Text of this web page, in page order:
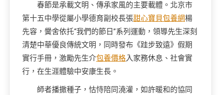
春節是承載文明、傳承家風的主要載體。北京市
第十五中學從屬小學德育副校長張甜心寶貝包養網楊
先容，黌舍依托“我們的節日”系列運動，領導先生深刻
清楚中華優良傳統文明，同時發布《跬步致遠》假期
實行手冊，激勵先生介包養價格入家務休息、社會實
行，在生涯體驗中安康生長。
師者播撒種子，怙恃陪同澆灌，如許暖和的協同